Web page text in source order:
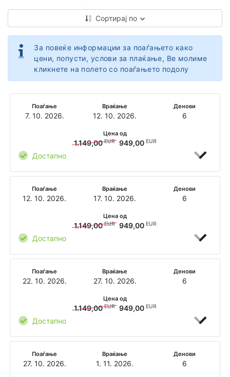
Сортирај по
За повеќе информации за поаѓањето како
цени, попусти, услови за плаќање, Ве молиме
кликнете на полето со поаѓањето подолу
Поаѓање
7. 10. 2026.
Враќање
12. 10. 2026.
Денови
6
Достапно
Цена од
1.149,00EUR 949,00 EUR
Поаѓање
12. 10. 2026.
Враќање
17. 10. 2026.
Денови
6
Достапно
Цена од
1.149,00EUR 949,00 EUR
Поаѓање
22. 10. 2026.
Враќање
27. 10. 2026.
Денови
6
Достапно
Цена од
1.149,00EUR 949,00 EUR
Поаѓање
27. 10. 2026.
Враќање
1. 11. 2026.
Денови
6